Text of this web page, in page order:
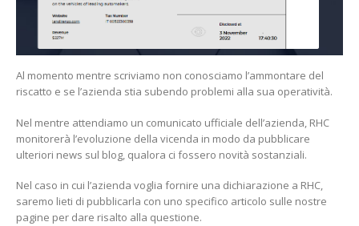
Al momento mentre scriviamo non conosciamo l’ammontare del
riscatto e se l’azienda stia subendo problemi alla sua operatività.
Nel mentre attendiamo un comunicato ufficiale dell’azienda, RHC
monitorerà l’evoluzione della vicenda in modo da pubblicare
ulteriori news sul blog, qualora ci fossero novità sostanziali.
Nel caso in cui l’azienda voglia fornire una dichiarazione a RHC,
saremo lieti di pubblicarla con uno specifico articolo sulle nostre
pagine per dare risalto alla questione.